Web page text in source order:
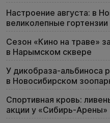
Настроение августа: в
великолепные гортензии
Сезон «Кино на траве»
в Нарымском сквере
У дикобраза-альбиноса
в Новосибирском
Спортивная кровь:
акции у «Сибирь-Арены»